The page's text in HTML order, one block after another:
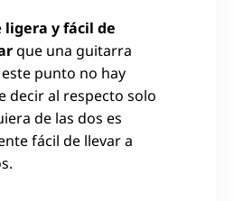
ligera y fácil de
que una guitarra
este punto no hay
decir al respecto solo
de las dos es
fácil de llevar a